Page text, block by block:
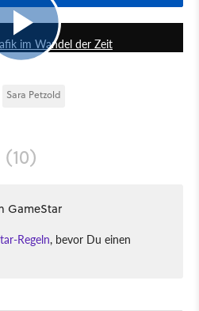
7:56
im Wandel der Zeit
Sara Petzold
(10)
GameStar
Regeln, bevor Du einen